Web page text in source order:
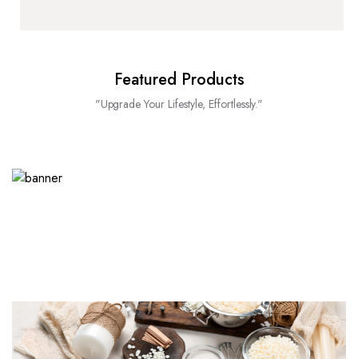
Featured Products
"Upgrade Your Lifestyle, Effortlessly."